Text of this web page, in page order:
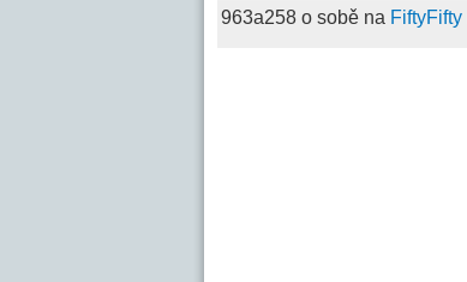
963a258 o sobě na FiftyFifty